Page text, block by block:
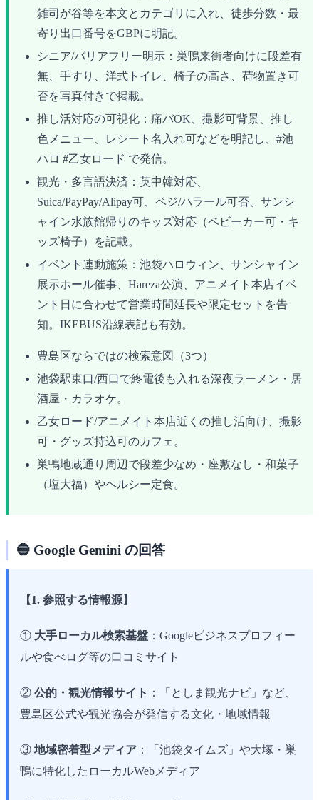
雑司が谷等を本文とカテゴリに入れ、徒歩分数・最
寄り出口番号をGBPに明記。
シニア/バリアフリー明示：巣鴨来街者向けに段差有
無、手すり、洋式トイレ、椅子の高さ、荷物置き可
否を写真付きで掲載。
推し活対応の可視化：痛バOK、撮影可背景、推し
色メニュー、レシート名入れ可などを明記し、#池
ハロ #乙女ロード で発信。
観光・多言語決済：英中韓対応、
Suica/PayPay/Alipay可、ベジ/ハラール可否、サンシ
ャイン水族館帰りのキッズ対応（ベビーカー可・キ
ッズ椅子）を記載。
イベント連動施策：池袋ハロウィン、サンシャイン
展示ホール催事、Hareza公演、アニメイト本店イベ
ント日に合わせて営業時間延長や限定セットを告
知。IKEBUS沿線表記も有効。
豊島区ならではの検索意図（3つ）
池袋駅東口/西口で終電後も入れる深夜ラーメン・居
酒屋・カラオケ。
乙女ロード/アニメイト本店近くの推し活向け、撮影
可・グッズ持込可のカフェ。
巣鴨地蔵通り周辺で段差少なめ・座敷なし・和菓子
（塩大福）やヘルシー定食。
🔵 Google Gemini の回答
【1. 参照する情報源】
① 大手ローカル検索基盤 ：Googleビジネスプロフィー
ルや食べログ等の口コミサイト
② 公的・観光情報サイト ：「としま観光ナビ」など、
豊島区公式や観光協会が発信する文化・地域情報
③ 地域密着型メディア ：「池袋タイムズ」や大塚・巣
鴨に特化したローカルWebメディア